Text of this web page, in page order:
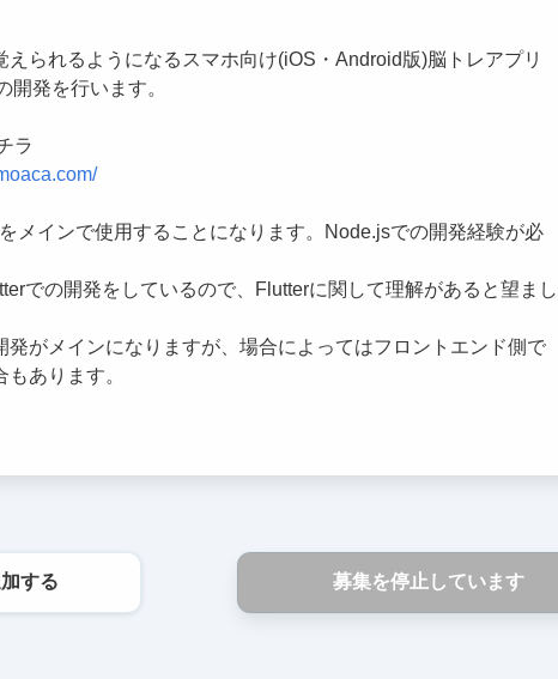
えられるようになるスマホ向け(iOS・Android版)脳トレアプリ
開発を行います。
ラ
メインで使用することになります。Node.jsでの開発経験が必
での開発をしているので、Flutterに関して理解があると望まし
発がメインになりますが、場合によってはフロントエンド側で
あります。
する 募集を停止しています